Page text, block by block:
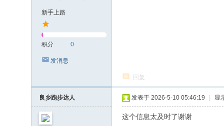
新手上路
积分 0
发消息
回复
良乡跑步达人 发表于 2026-5-10 05:46:19 显
这个信息太及时了谢谢